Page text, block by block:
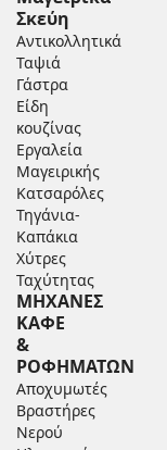
Σκεύη
Αντικολλητικά
Ταψιά
Γάστρα
Είδη
κουζίνας
Εργαλεία
Μαγειρικής
Κατσαρόλες
Τηγάνια-
Καπάκια
Χύτρες
Ταχύτητας
ΜΗΧΑΝΕΣ
ΚΑΦΕ
&
ΡΟΦΗΜΑΤΩΝ
Αποχυμωτές
Βραστήρες
Νερού